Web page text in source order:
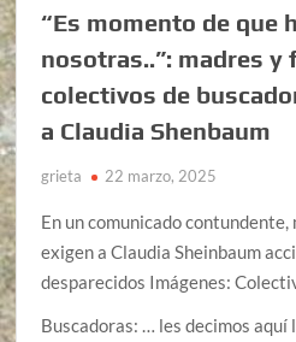
“Es momento de que
nosotras..”: madres y
colectivos de
a Claudia Shenbaum
grieta 22 marzo, 2025
En un comunicado
exigen a Claudia Sheinbaum
desparecidos Imágenes:
Buscadoras: … les decimos aquí